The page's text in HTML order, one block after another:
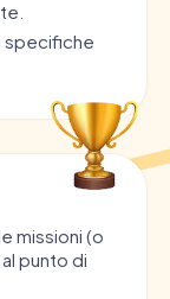
specifiche
missioni (o
punto di